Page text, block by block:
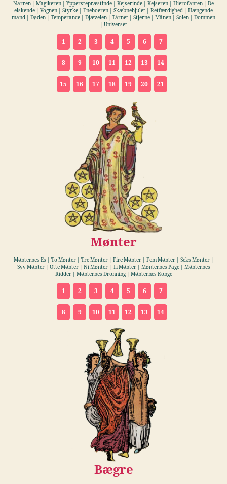
Narren | Magikeren | Ypperstepræstinde | Kejserinde | Kejseren | Hierofanten | De
elskende | Vognen | Styrke | Eneboeren | Skæbnehjulet | Retfærdighed | Hængende
mand | Døden | Temperance | Djævelen | Tårnet | Stjerne | Månen | Solen | Dommen
| Universet
1 2 3 4 5 6 7
8 9 10 11 12 13 14
15 16 17 18 19 20 21
Mønter
Mønternes Es | To Mønter | Tre Mønter | Fire Mønter | Fem Mønter | Seks Mønter |
Syv Mønter | Otte Mønter | Ni Mønter | Ti Mønter | Mønternes Page | Mønternes
Ridder | Mønternes Dronning | Mønternes Konge
1 2 3 4 5 6 7
8 9 10 11 12 13 14
Bægre